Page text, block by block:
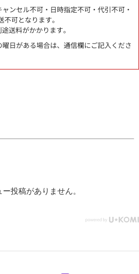
ンセル不可・日時指定不可・代引不可・
可となります。
送料がかかります。
日がある場合は、通信欄にご記入くださ
ー投稿がありません。